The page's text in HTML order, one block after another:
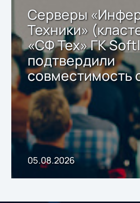
Серверы
Техники»
«СФ Тех» ГК
подтвердили
совместимость
решением Sharx
Storage 2.x для
хранения
05.08.2026